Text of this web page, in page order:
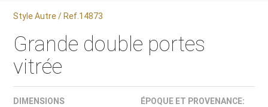
Style Autre / Ref.14873
Grande double portes
vitrée
DIMENSIONS
ÉPOQUE ET PROVENANCE: